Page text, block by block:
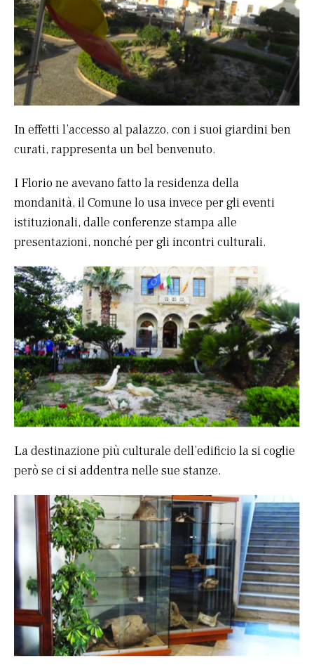
In effetti l’accesso al palazzo, con i suoi giardini ben
curati, rappresenta un bel benvenuto.
I Florio ne avevano fatto la residenza della
mondanità, il Comune lo usa invece per gli eventi
istituzionali, dalle conferenze stampa alle
presentazioni, nonché per gli incontri culturali.
La destinazione più culturale dell’edificio la si coglie
però se ci si addentra nelle sue stanze.